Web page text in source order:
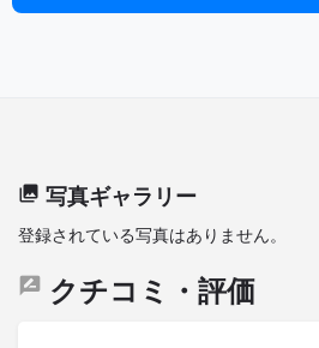
写真ギャラリー
登録されている写真はありません。
クチコミ・評価